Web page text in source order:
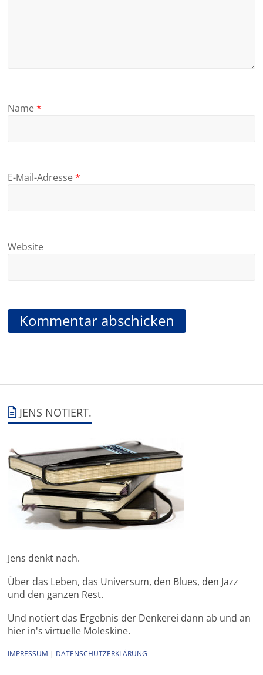
Name*
E-Mail-Adresse*
Website
JENS NOTIERT.
Jens denkt nach.
Über das Leben, das Universum, den Blues, den Jazz
und den ganzen Rest.
Und notiert das Ergebnis der Denkerei dann ab und an
hier in's virtuelle Moleskine.
IMPRESSUM | DATENSCHUTZERKLÄRUNG